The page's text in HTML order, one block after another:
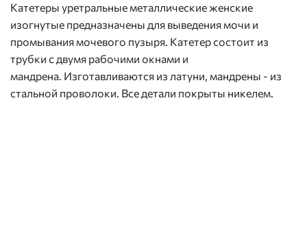
Катетеры уретральные металлические женские
изогнутые предназначены для выведения мочи и
промывания мочевого пузыря. Катетер состоит из
трубки с двумя рабочими окнами и
мандрена. Изготавливаются из латуни, мандрены - из
стальной проволоки. Все детали покрыты никелем.